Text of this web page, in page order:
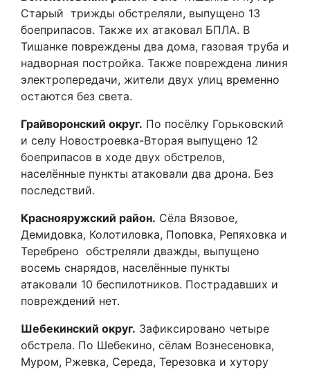
Старый трижды обстреляли, выпущено 13
боеприпасов. Также их атаковал БПЛА. В
Тишанке повреждены два дома, газовая труба и
надворная постройка. Также повреждена линия
электропередачи, жители двух улиц временно
остаются без света.
Грайворонский округ. По посёлку Горьковский
и селу Новостроевка-Вторая выпущено 12
боеприпасов в ходе двух обстрелов,
населённые пункты атаковали два дрона. Без
последствий.
Краснояружский район. Сёла Вязовое,
Демидовка, Колотиловка, Поповка, Репяховка и
Теребрено обстреляли дважды, выпущено
восемь снарядов, населённые пункты
атаковали 10 беспилотников. Пострадавших и
повреждений нет.
Шебекинский округ. Зафиксировано четыре
обстрела. По Шебекино, сёлам Вознесеновка,
Муром, Ржевка, Середа, Терезовка и хутору